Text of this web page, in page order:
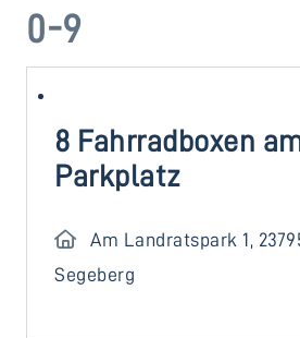
0-9
8 Fahrradboxen
Parkplatz
Am Landratspark 1,
Segeberg